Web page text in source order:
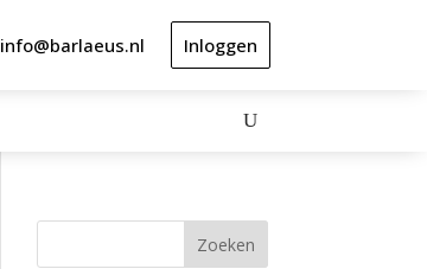
info@barlaeus.nl Inloggen
Zoeken